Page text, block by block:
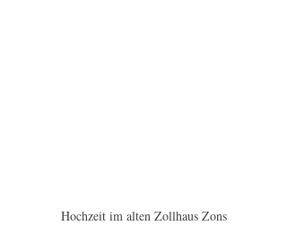
Hochzeit im alten Zollhaus Zons